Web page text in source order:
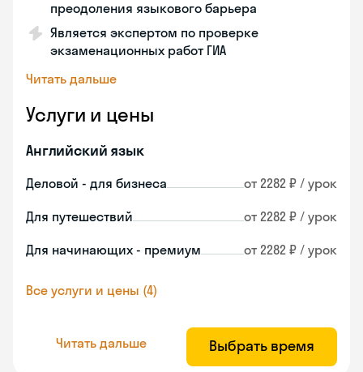
преодоления языкового барьера
Является экспертом по проверке
экзаменационных работ ГИА
Читать дальше
Услуги и цены
Английский язык
Деловой - для бизнеса от 2282 ₽ / урок
Для путешествий от 2282 ₽ / урок
Для начинающих - премиум от 2282 ₽ / урок
Все услуги и цены (4)
Читать дальше Выбрать время